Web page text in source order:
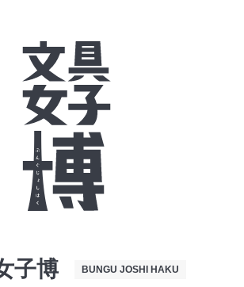
子博 BUNGU JOSHI HAKU